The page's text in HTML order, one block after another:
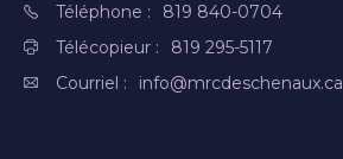
Téléphone :
819 840-0704
Télécopieur :
819 295-5117
Courriel :
info@mrcdeschenaux.ca